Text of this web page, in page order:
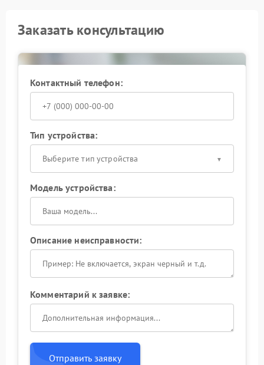
Заказать консультацию
Контактный телефон:
Тип устройства:
Выберите тип устройства
Модель устройства:
Описание неисправности:
Комментарий к заявке:
Отправить заявку